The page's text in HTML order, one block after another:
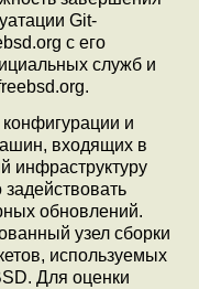
Git-
с его
служб и
и
входящих в
инфраструктуру
обновлений.
узел сборки
используемых
Для оценки